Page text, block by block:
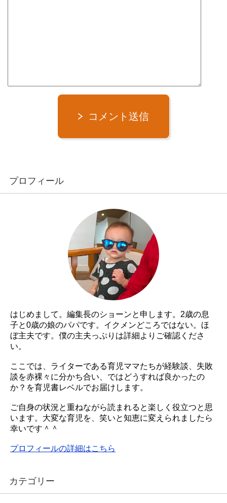
コメント送信
プロフィール
はじめまして。編集長のショーンと申します。2歳の息
子と0歳の娘のパパです。イクメンどころではない。ほ
ぼ主夫です。僕の主夫っぷりは詳細よりご確認くださ
い。
ここでは、ライターである育児ママたちが経験談、失敗
談を赤裸々に分かち合い、ではどうすれば良かったの
か？を育児書レベルでお届けします。
ご自身の状況と重ねながら読まれると楽しく役立つと思
います。大変な育児を、笑いと知恵に変えられましたら
幸いです＾＾
プロフィールの詳細はこちら
カテゴリー